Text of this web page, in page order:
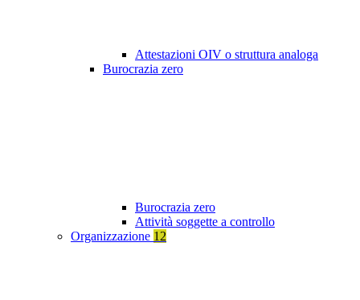
Attestazioni OIV o struttura analoga
Burocrazia zero
Burocrazia zero
Attività soggette a controllo
Organizzazione 12